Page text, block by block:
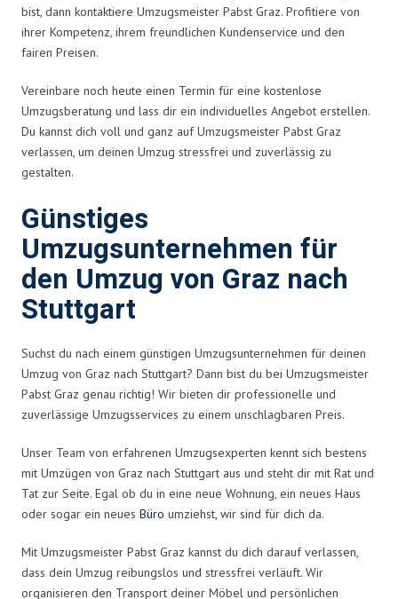
bist, dann kontaktiere Umzugsmeister Pabst Graz. Profitiere von
ihrer Kompetenz, ihrem freundlichen Kundenservice und den
fairen Preisen.
Vereinbare noch heute einen Termin für eine kostenlose
Umzugsberatung und lass dir ein individuelles Angebot erstellen.
Du kannst dich voll und ganz auf Umzugsmeister Pabst Graz
verlassen, um deinen Umzug stressfrei und zuverlässig zu
gestalten.
Günstiges
Umzugsunternehmen für
den Umzug von Graz nach
Stuttgart
Suchst du nach einem günstigen Umzugsunternehmen für deinen
Umzug von Graz nach Stuttgart? Dann bist du bei Umzugsmeister
Pabst Graz genau richtig! Wir bieten dir professionelle und
zuverlässige Umzugsservices zu einem unschlagbaren Preis.
Unser Team von erfahrenen Umzugsexperten kennt sich bestens
mit Umzügen von Graz nach Stuttgart aus und steht dir mit Rat und
Tat zur Seite. Egal ob du in eine neue Wohnung, ein neues Haus
oder sogar ein neues Büro umziehst, wir sind für dich da.
Mit Umzugsmeister Pabst Graz kannst du dich darauf verlassen,
dass dein Umzug reibungslos und stressfrei verläuft. Wir
organisieren den Transport deiner Möbel und persönlichen